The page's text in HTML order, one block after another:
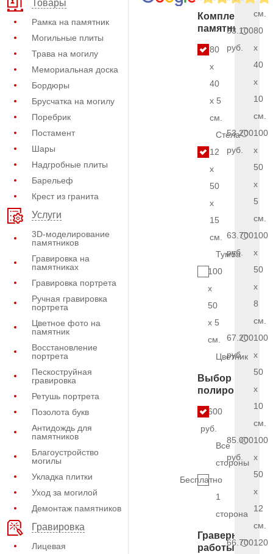
Товары
Рамка на памятник
Могильные плиты
Трава на могилу
Мемориальная доска
Бордюры
Брусчатка на могилу
Поребрик
Постамент
Шары
Надгробные плиты
Барельеф
Крест из гранита
Услуги
3D-моделирование
памятников
Гравировка на
памятниках
Гравировка портрета
Ручная гравировка
портрета
Цветное фото на
памятник
Восстановление
портрета
Пескоструйная
гравировка
Ретушь портрета
Позолота букв
Антидождь для
памятников
Благоустройство
могилы
Укладка плитки
Уход за могилой
Демонтаж памятников
Гравировка
Лицевая
Комплект
памятника
80
x
40
x 5
см.
Стела
12
x
50
x
15
см.
Тумба
100
x
50
x 5
см.
Цветник
Выбор
полировки
5.600
руб.
Все
стороны
Бесплатно
1
сторона
Граверные
работы
см.
53.100
руб.
80
x
40
x
10
см.
53.200
руб.
100
x
50
x
5
см.
63.700
руб.
100
x
50
x
8
см.
67.200
руб.
100
x
50
x
10
см.
85.000
руб.
100
x
50
x
12
см.
66.700120